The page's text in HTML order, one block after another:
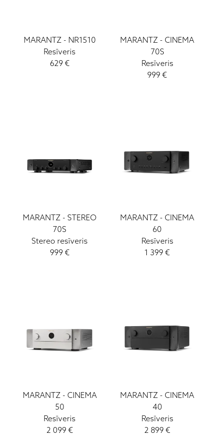
MARANTZ- NR1510
Resīveris
629€
MARANTZ -CINEMA
70S
Resīveris
999 €
MARANTZ - STEREO
70S
Stereo resīveris
999€
MARANTZ -CINEMA
60
Resīveris
1 399 €
MARANTZ- CINEMA
50
Resīveris
2 099€
MARANTZ -CINEMA
40
Resīveris
2 899€
Luxman
Pioneer
Ruark Audio
Yamaha